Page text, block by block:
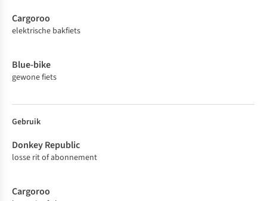
elektrische bakfiets
gewone fiets
Gebruik
losse rit of abonnement